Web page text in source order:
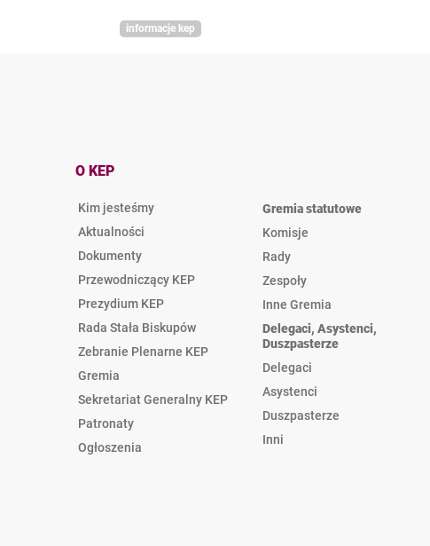
informacje kep
O KEP
Kim jesteśmy
Aktualności
Dokumenty
Przewodniczący KEP
Prezydium KEP
Rada Stała Biskupów
Zebranie Plenarne KEP
Gremia
Sekretariat Generalny KEP
Patronaty
Ogłoszenia
Gremia statutowe
Komisje
Rady
Zespoły
Inne Gremia
Delegaci, Asystenci,
Duszpasterze
Delegaci
Asystenci
Duszpasterze
Inni